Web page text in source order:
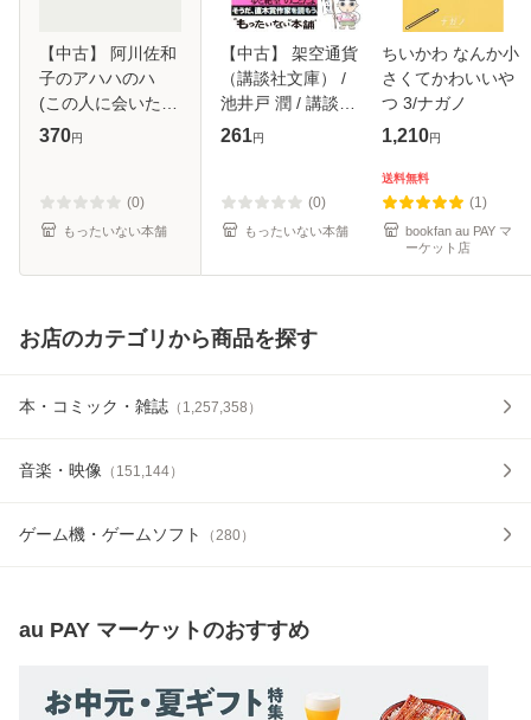
【中古】 阿川佐和
子のアハハのハ
(この人に会いたい
2 文春文庫) / 阿川
料無料】
370円
(0)
もったいない本舗
【中古】 架空通貨
（講談社文庫） /
池井戸 潤 / 講談社
[文庫]【メール便送
261円
(0)
もったいない本舗
ちいかわ なんか小
さくてかわいいや
つ 3/ナガノ
1,210円
送料無料
(1)
bookfan au PAY マ
ーケット店
お店のカテゴリから商品を探す
本・コミック・雑誌 （ 1,257,358 ）
音楽・映像 （ 151,144）
ゲーム機・ゲームソフト （280）
au PAY マーケットのおすすめ